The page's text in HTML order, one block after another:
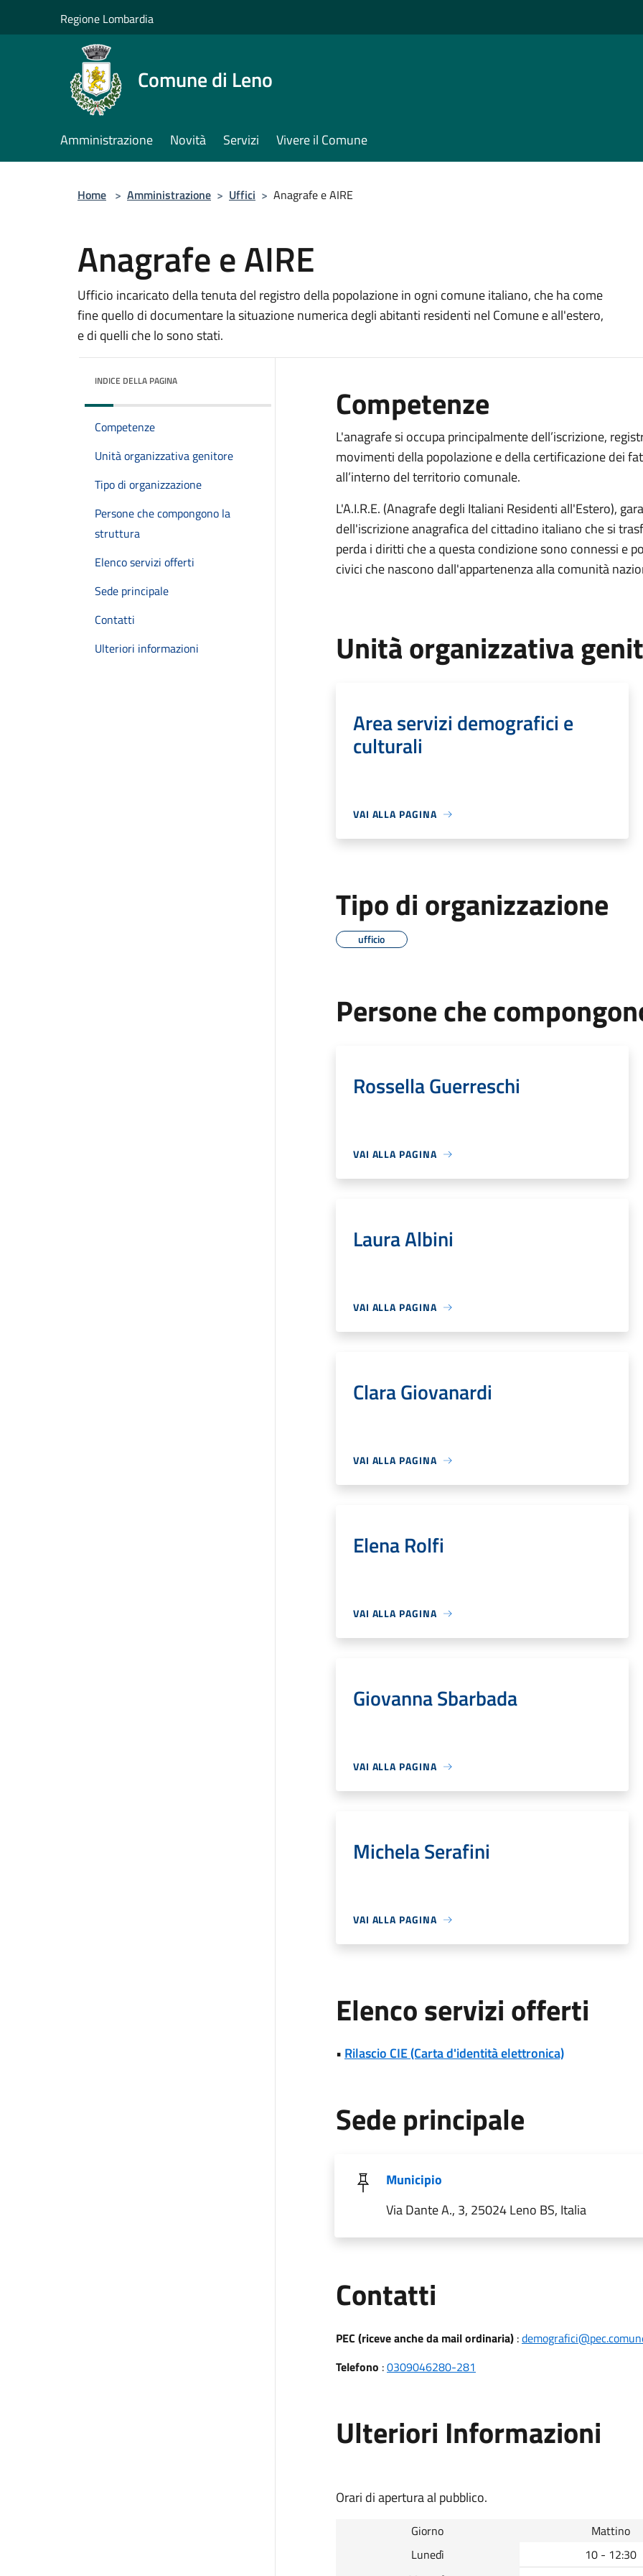
Regione Lombardia
Comune di Leno
Amministrazione Novità Servizi Vivere il Comune
Home > Amministrazione > Uffici > Anagrafe e AIRE
Anagrafe e AIRE
Ufficio incaricato della tenuta del registro della popolazione in ogni comune italiano, che ha come
fine quello di documentare la situazione numerica degli abitanti residenti nel Comune e all'estero,
e di quelli che lo sono stati.
INDICE DELLA PAGINA
Competenze
Unità organizzativa genitore
Tipo di organizzazione
Persone che compongono la
struttura
Elenco servizi offerti
Sede principale
Contatti
Ulteriori informazioni
Competenze
L'anagrafe si occupa principalmente dell’iscrizione,
movimenti della popolazione e della certificazione dei
all’interno del territorio comunale.
L'A.I.R.E. (Anagrafe degli Italiani Residenti all'Estero),
dell'iscrizione anagrafica del cittadino italiano che si
perda i diritti che a questa condizione sono connessi e
civici che nascono dall'appartenenza alla comunità
Unità organizzativa
Area servizi demografici e
culturali
VAI ALLA PAGINA
Tipo di organizzazione
ufficio
Persone che
Rossella Guerreschi
VAI ALLA PAGINA
Laura Albini
VAI ALLA PAGINA
Clara Giovanardi
VAI ALLA PAGINA
Elena Rolfi
VAI ALLA PAGINA
Giovanna Sbarbada
VAI ALLA PAGINA
Michela Serafini
VAI ALLA PAGINA
Elenco servizi offerti
• Rilascio CIE (Carta d'identità elettronica)
Sede principale
Municipio
Via Dante A., 3, 25024 Leno BS, Italia
Contatti
PEC (riceve anche da mail ordinaria):
Telefono :0309046280-281
Ulteriori Informazioni
Orari di apertura al pubblico.
Giorno
Mattino
Lunedì
10 - 12:30